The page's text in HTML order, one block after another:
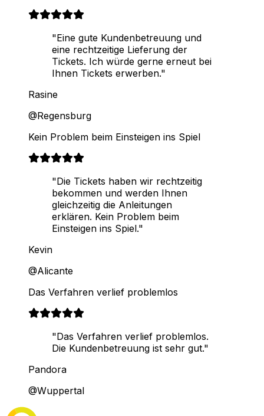
"Eine gute Kundenbetreuung und
eine rechtzeitige Lieferung der
Tickets. Ich würde gerne erneut bei
Ihnen Tickets erwerben."
Rasine
@Regensburg
Kein Problem beim Einsteigen ins Spiel
"Die Tickets haben wir rechtzeitig
bekommen und werden Ihnen
gleichzeitig die Anleitungen
erklären. Kein Problem beim
Einsteigen ins Spiel."
Kevin
@Alicante
Das Verfahren verlief problemlos
"Das Verfahren verlief problemlos.
Die Kundenbetreuung ist sehr gut."
Pandora
@Wuppertal